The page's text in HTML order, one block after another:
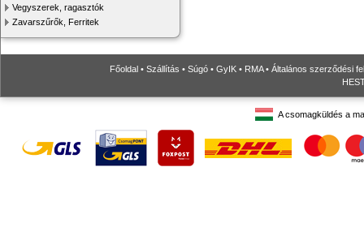
Vegyszerek, ragasztók
Zavarszűrők, Ferritek
Főoldal • Szállítás • Súgó • GyIK • RMA• Általános szerződési
A csomagküldés a